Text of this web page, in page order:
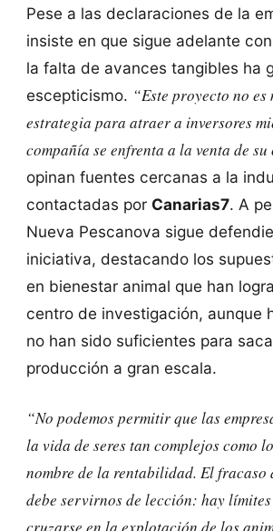
Pese a las declaraciones de la
insiste en que sigue adelante
la falta de avances tangibles ha
escepticismo. “Este proyecto no es
estrategia para atraer a inversores
compañía se enfrenta a la venta de
opinan fuentes cercanas a la
contactadas por Canarias7. A
Nueva Pescanova sigue
iniciativa, destacando los
en bienestar animal que han
centro de investigación, aunque
no han sido suficientes para
producción a gran escala.
“No podemos permitir que las
la vida de seres tan complejos como
nombre de la rentabilidad. El fracaso
debe servirnos de lección: hay límites